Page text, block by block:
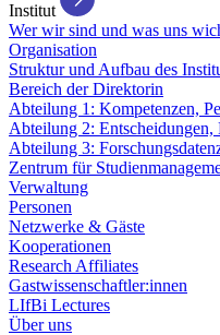
Institut
Wer wir sind und was uns
Organisation
Struktur und Aufbau des
Bereich der Direktorin
Abteilung 1: Kompetenzen,
Abteilung 2:
Abteilung 3:
Zentrum für
Verwaltung
Personen
Netzwerke & Gäste
Kooperationen
Research Affiliates
Gastwissenschaftler:innen
LIfBi Lectures
Über uns